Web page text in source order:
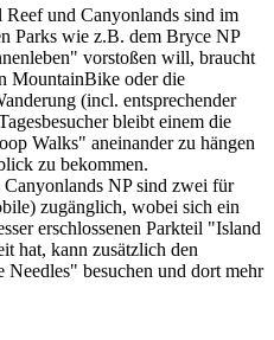
und Canyonlands sind im
Parks wie z.B. dem Bryce NP
vorstoßen will, braucht
MountainBike oder die
(incl. entsprechender
bleibt einem die
Walks" aneinander zu hängen
zu bekommen.
NP sind zwei für
zugänglich, wobei sich ein
erschlossenen Parkteil "Island
hat, kann zusätzlich den
besuchen und dort mehr